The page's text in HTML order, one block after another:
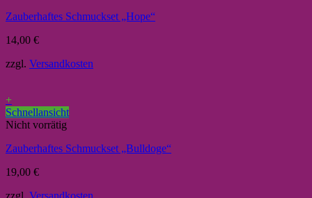
Zauberhaftes Schmuckset „Hope“
14,00 €
zzgl. Versandkosten
+
Schnellansicht
Nicht vorrätig
Zauberhaftes Schmuckset „Bulldoge“
19,00 €